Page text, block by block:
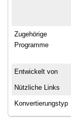
Zugehörige
Programme
Entwickelt von
Nützliche Links
Konvertierungstyp